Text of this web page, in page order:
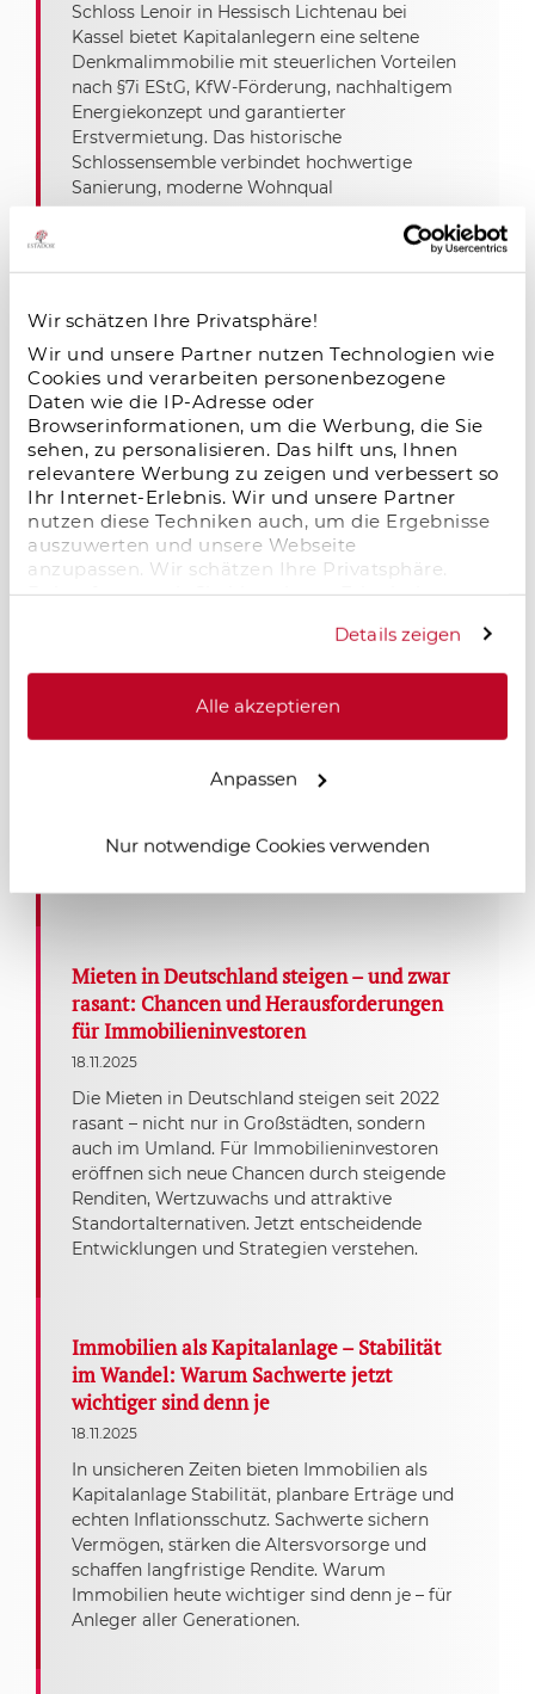
Wir schätzen Ihre Privatsphäre!
Wir und unsere Partner nutzen Technologien wie
Cookies und verarbeiten personenbezogene
Daten wie die IP-Adresse oder
Browserinformationen, um die Werbung, die Sie
sehen, zu personalisieren. Das hilft uns, Ihnen
relevantere Werbung zu zeigen und verbessert so
Ihr Internet-Erlebnis. Wir und unsere Partner
nutzen diese Techniken auch, um die Ergebnisse
auszuwerten und unsere Webseite
anzupassen. Wir schätzen Ihre Privatsphäre.
Daher fragen wir Sie hiermit um Erlaubnis zum
Details zeigen
Alle akzeptieren
Anpassen
Nur notwendige Cookies verwenden
Schloss Lenoir in Hessisch Lichtenau bei
Kassel bietet Kapitalanlegern eine seltene
Denkmalimmobilie mit steuerlichen Vorteilen
nach §7i EStG, KfW-Förderung, nachhaltigem
Energiekonzept und garantierter
Erstvermietung. Das historische
Schlossensemble verbindet hochwertige
Sanierung, moderne Wohnqual
Wachstum, hohe Nachfrage und attraktive
Renditechancen
09.01.2026
Microliving-Investments überzeugen mit
hoher Nachfrage, stabiler Auslastung und
attraktiven Renditechancen – ein
zukunftsstarkes Segment im deutschen
Immobilienmarkt.
Salzgitter erlebt einen starken wirtschaftlichen
Infrastruktur schaffen Arbeitsplätze und
Chancen in einem dynamisch wachsenden
Mieten in Deutschland steigen – und zwar
rasant: Chancen und Herausforderungen
für Immobilieninvestoren
18.11.2025
Die Mieten in Deutschland steigen seit 2022
rasant – nicht nur in Großstädten, sondern
auch im Umland. Für Immobilieninvestoren
eröffnen sich neue Chancen durch steigende
Renditen, Wertzuwachs und attraktive
Standortalternativen. Jetzt entscheidende
Entwicklungen und Strategien verstehen.
Immobilien als Kapitalanlage – Stabilität
im Wandel: Warum Sachwerte jetzt
wichtiger sind denn je
18.11.2025
In unsicheren Zeiten bieten Immobilien als
Kapitalanlage Stabilität, planbare Erträge und
echten Inflationsschutz. Sachwerte sichern
Vermögen, stärken die Altersvorsorge und
schaffen langfristige Rendite. Warum
Immobilien heute wichtiger sind denn je – für
Anleger aller Generationen.